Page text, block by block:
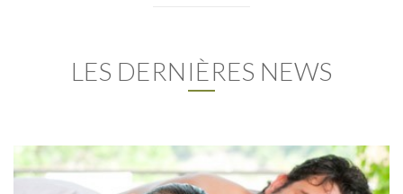
LES DERNIÈRES NEWS